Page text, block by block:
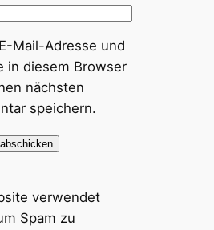
Mail-Adresse und
in diesem Browser
nächsten
speichern.
verwendet
Spam zu